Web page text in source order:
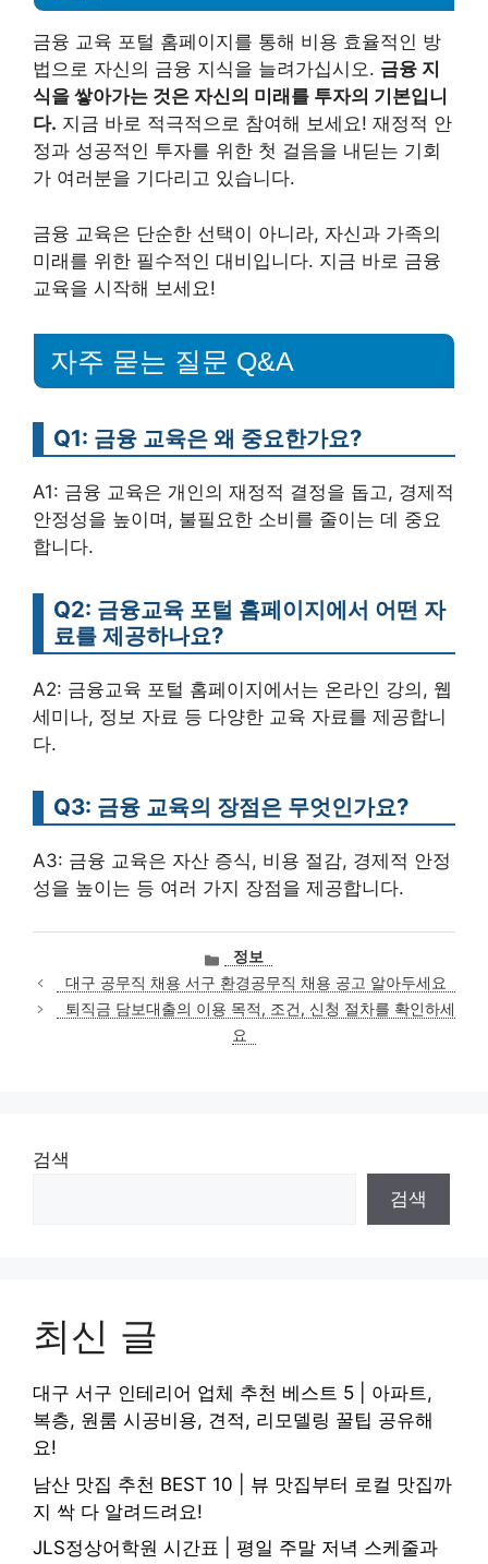
금융 교육 포털 홈페이지를 통해 비용 효율적인 방
법으로 자신의 금융 지식을 늘려가십시오. 금융 지
식을 쌓아가는 것은 자신의 미래를 투자의 기본입니
다. 지금 바로 적극적으로 참여해 보세요! 재정적 안
정과 성공적인 투자를 위한 첫 걸음을 내딛는 기회
가 여러분을 기다리고 있습니다.
금융 교육은 단순한 선택이 아니라, 자신과 가족의
미래를 위한 필수적인 대비입니다. 지금 바로 금융
교육을 시작해 보세요!
자주 묻는 질문 Q&A
Q1: 금융 교육은 왜 중요한가요?
A1: 금융 교육은 개인의 재정적 결정을 돕고, 경제적
안정성을 높이며, 불필요한 소비를 줄이는 데 중요
합니다.
Q2: 금융교육 포털 홈페이지에서 어떤 자
료를 제공하나요?
A2: 금융교육 포털 홈페이지에서는 온라인 강의, 웹
세미나, 정보 자료 등 다양한 교육 자료를 제공합니
다.
Q3: 금융 교육의 장점은 무엇인가요?
A3: 금융 교육은 자산 증식, 비용 절감, 경제적 안정
성을 높이는 등 여러 가지 장점을 제공합니다.
카
테
고
리
정보
대구 공무직 채용 서구 환경공무직 채용 공고 알아두세요
퇴직금 담보대출의 이용 목적, 조건, 신청 절차를 확인하세
요
검색
검색
최신 글
대구 서구 인테리어 업체 추천 베스트 5 | 아파트,
복층, 원룸 시공비용, 견적, 리모델링 꿀팁 공유해
요!
남산 맛집 추천 BEST 10 | 뷰 맛집부터 로컬 맛집까
지 싹 다 알려드려요!
JLS정상어학원 시간표 | 평일 주말 저녁 스케줄과